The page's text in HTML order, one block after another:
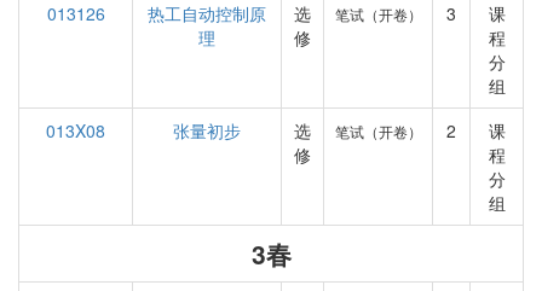
013126
热工自动控制原
理
选
修
笔试（开卷） 3
课
程
分
组
013X08
张量初步
选
修
笔试（开卷） 2
课
程
分
组
3春